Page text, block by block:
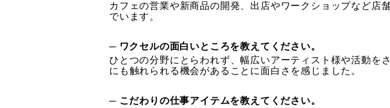
カフェの営業や新商品の開発、出店やワークショップなど店
でいます。
─ ワクセルの面白いところを教えてください。
ひとつの分野にとらわれず、幅広いアーティスト様や活動を
にも触れられる機会があることに面白さを感じました。
─ こだわりの仕事アイテムを教えてください。